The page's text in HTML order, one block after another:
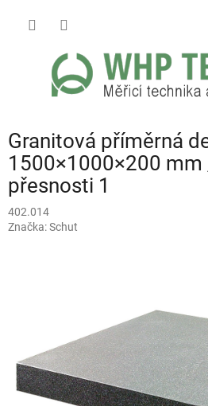
Granitová příměrná
1500×1000×200
přesnosti 1
402.014
Značka:Schut